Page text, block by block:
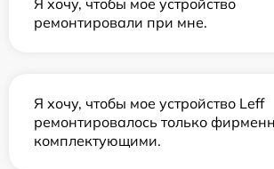
ремонтировали при мне.
Я хочу, чтобы мое устройство Leff
ремонтировалось только
комплектующими.